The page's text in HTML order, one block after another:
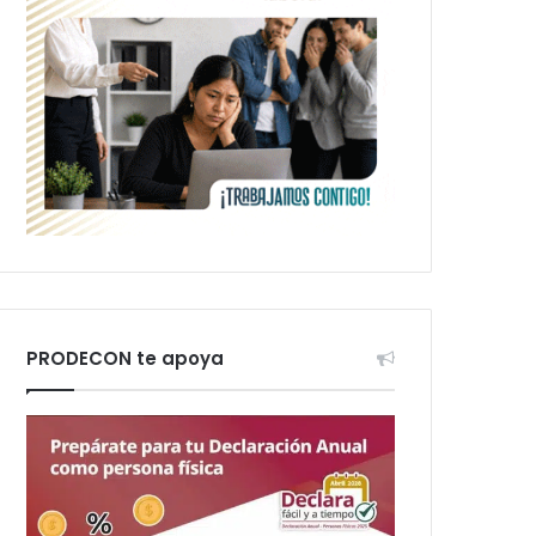
PRODECON te apoya